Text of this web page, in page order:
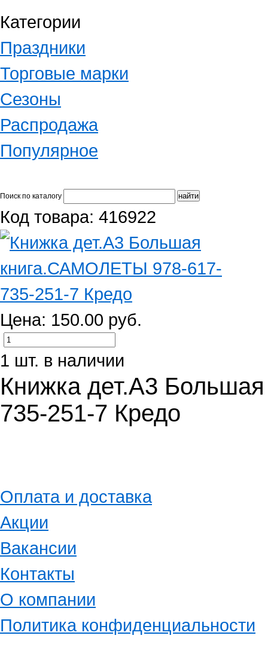
Категории
Праздники
Торговые марки
Сезоны
Распродажа
Популярное
Поиск по каталогу
Код товара: 416922
Цена: 150.00 руб.
1 шт. в наличии
Книжка дет.А3
735-251-7 Кредо
Оплата и доставка
Акции
Вакансии
Контакты
О компании
Политика конфиденциальности